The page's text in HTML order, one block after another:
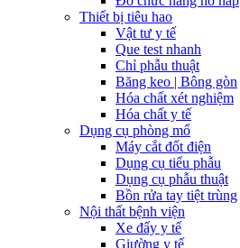
Thiết bị tiêu hao
Vật tư y tế
Que test nhanh
Chỉ phẫu thuật
Băng keo | Bông gòn
Hóa chất xét nghiệm
Hóa chất y tế
Dụng cụ phòng mổ
Máy cắt đốt điện
Dụng cụ tiểu phẫu
Dụng cụ phẫu thuật
Bồn rửa tay tiệt trùng
Nội thất bệnh viện
Xe đẩy y tế
Giường y tế